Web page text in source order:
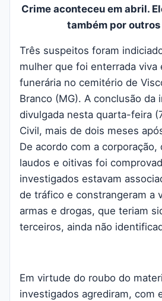
Crime aconteceu em abril.
também por
Três suspeitos foram
mulher que foi enterrada viva
funerária no cemitério de
Branco (MG). A conclusão da
divulgada nesta quarta-feira
Civil, mais de dois meses
De acordo com a corporação,
laudos e oitivas foi
investigados estavam
de tráfico e constrangeram a
armas e drogas, que teriam
terceiros, ainda não
Em virtude do roubo do
investigados agrediram, com